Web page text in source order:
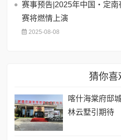
赛事预告|2025年中国・定
赛将燃情上演
2025-08-08
猜你喜
喀什海棠府邸
林云墅引期待